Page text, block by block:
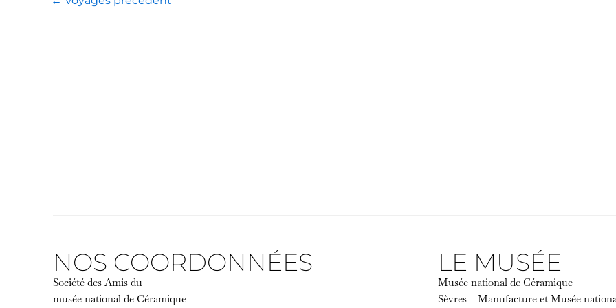
NOS COORDONNÉES
Société des Amis du
musée national de Céramique
LE MUSÉE
Musée national de Céramique
Sèvres – Manufacture et Musée